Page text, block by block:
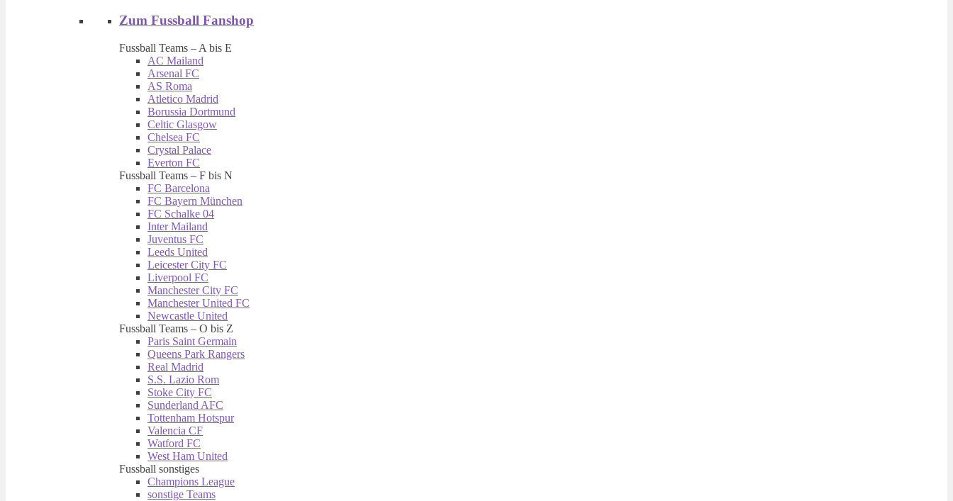
Zum Fussball Fanshop
Fussball Teams – A bis E
AC Mailand
Arsenal FC
AS Roma
Atletico Madrid
Borussia Dortmund
Celtic Glasgow
Chelsea FC
Crystal Palace
Everton FC
Fussball Teams – F bis N
FC Barcelona
FC Bayern München
FC Schalke 04
Inter Mailand
Juventus FC
Leeds United
Leicester City FC
Liverpool FC
Manchester City FC
Manchester United FC
Newcastle United
Fussball Teams – O bis Z
Paris Saint Germain
Queens Park Rangers
Real Madrid
S.S. Lazio Rom
Stoke City FC
Sunderland AFC
Tottenham Hotspur
Valencia CF
Watford FC
West Ham United
Fussball sonstiges
Champions League
sonstige Teams